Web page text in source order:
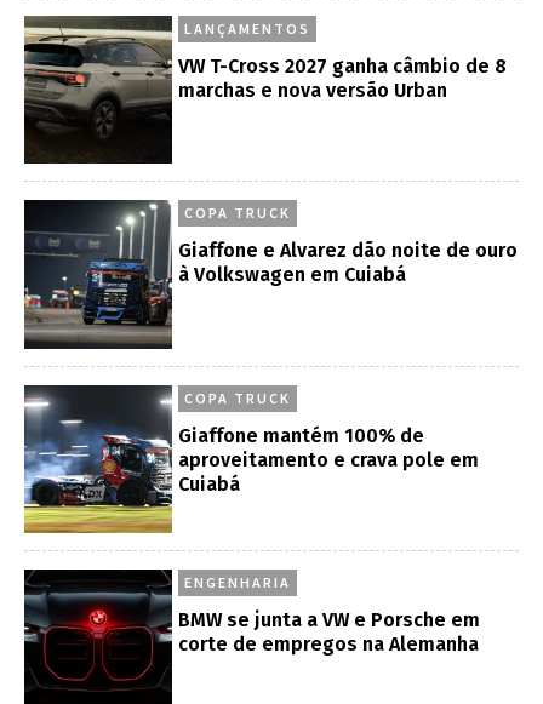
LANÇAMENTOS
VW T-Cross 2027 ganha câmbio de 8
marchas e nova versão Urban
COPA TRUCK
Giaffone e Alvarez dão noite de ouro
à Volkswagen em Cuiabá
COPA TRUCK
Giaffone mantém 100% de
aproveitamento e crava pole em
Cuiabá
ENGENHARIA
BMW se junta a VW e Porsche em
corte de empregos na Alemanha